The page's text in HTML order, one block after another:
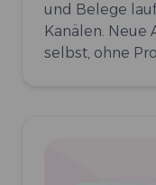
und Belege
Kanälen. Neue
selbst, ohne